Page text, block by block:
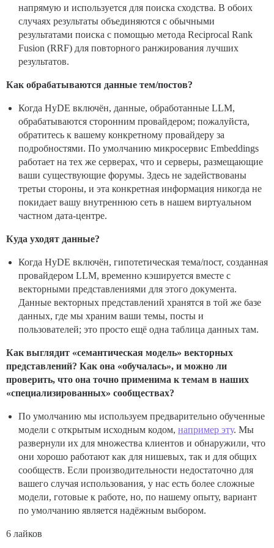
напрямую и используется для поиска сходства. В обоих
случаях результаты объединяются с обычными
результатами поиска с помощью метода Reciprocal Rank
Fusion (RRF) для повторного ранжирования лучших
результатов.
Как обрабатываются данные тем/постов?
Когда HyDE включён, данные, обработанные LLM,
обрабатываются сторонним провайдером; пожалуйста,
обратитесь к вашему конкретному провайдеру за
подробностями. По умолчанию микросервис Embeddings
работает на тех же серверах, что и серверы, размещающие
ваши существующие форумы. Здесь не задействованы
третьи стороны, и эта конкретная информация никогда не
покидает вашу внутреннюю сеть в нашем виртуальном
частном дата-центре.
Куда уходят данные?
Когда HyDE включён, гипотетическая тема/пост, созданная
провайдером LLM, временно кэшируется вместе с
векторными представлениями для этого документа.
Данные векторных представлений хранятся в той же базе
данных, где мы храним ваши темы, посты и
пользователей; это просто ещё одна таблица данных там.
Как выглядит «семантическая модель» векторных
представлений? Как она «обучалась», и можно ли
проверить, что она точно применима к темам в наших
«специализированных» сообществах?
По умолчанию мы используем предварительно обученные
модели с открытым исходным кодом, например эту. Мы
развернули их для множества клиентов и обнаружили, что
они хорошо работают как для нишевых, так и для общих
сообществ. Если производительности недостаточно для
вашего случая использования, у нас есть более сложные
модели, готовые к работе, но, по нашему опыту, вариант
по умолчанию является надёжным выбором.
6 лайков